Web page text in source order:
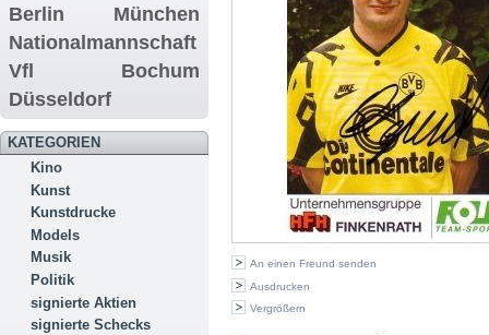
Berlin
München
Nationalmannschaft
Vfl Bochum
Düsseldorf
KATEGORIEN
Kino
Kunst
Kunstdrucke
Models
Musik
Politik
signierte Aktien
signierte Schecks
An einen Freund senden
Ausdrucken
Vergrößern